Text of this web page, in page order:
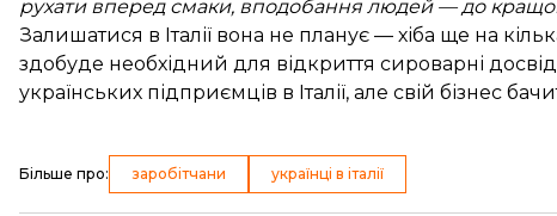
рухати вперед смаки, вподобання людей — до
Залишатися в Італії вона не планує — хіба ще на
здобуде необхідний для відкриття сироварні
українських підприємців в Італії, але свій бізнес
Більше про: заробітчани українці в італії